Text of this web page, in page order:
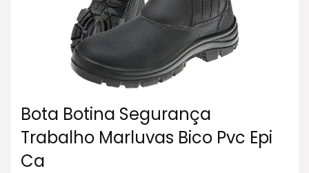
Bota Botina Segurança
Trabalho Marluvas Bico Pvc Epi
Ca